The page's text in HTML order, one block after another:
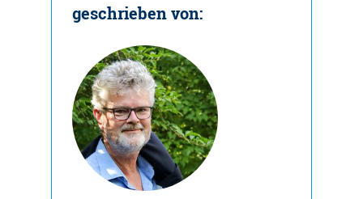
geschrieben von: